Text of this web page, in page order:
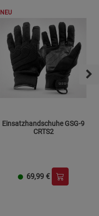
NEU
Einsatzhandschuhe GSG-9
CRTS2
69,99 €